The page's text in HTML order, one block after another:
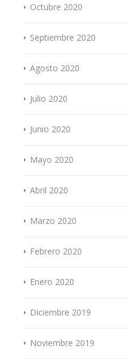
Octubre 2020
Septiembre 2020
Agosto 2020
Julio 2020
Junio 2020
Mayo 2020
Abril 2020
Marzo 2020
Febrero 2020
Enero 2020
Diciembre 2019
Noviembre 2019